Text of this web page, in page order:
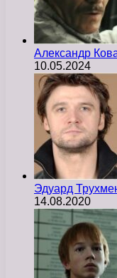
Александр
10.05.2024
Эдуард
14.08.2020